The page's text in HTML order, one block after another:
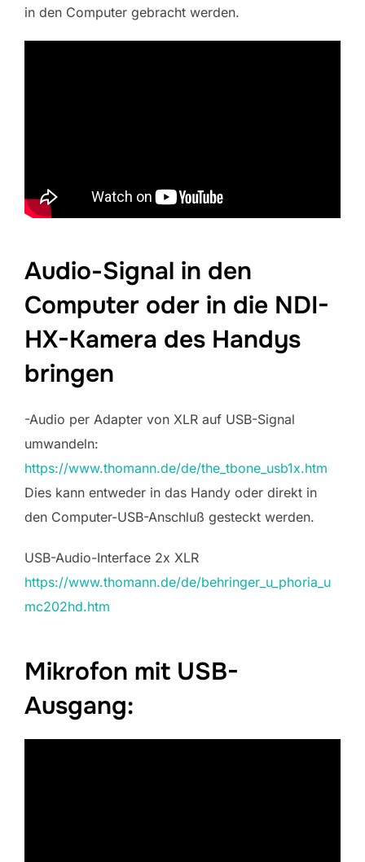
in den Computer gebracht werden.
Audio-Signal in den
Computer oder in die NDI-
HX-Kamera des Handys
bringen
-Audio per Adapter von XLR auf USB-Signal
umwandeln:
https://www.thomann.de/de/the_tbone_usb1x.htm
Dies kann entweder in das Handy oder direkt in
den Computer-USB-Anschluß gesteckt werden.
USB-Audio-Interface 2x XLR
https://www.thomann.de/de/behringer_u_phoria_u
mc202hd.htm
Mikrofon mit USB-
Ausgang: